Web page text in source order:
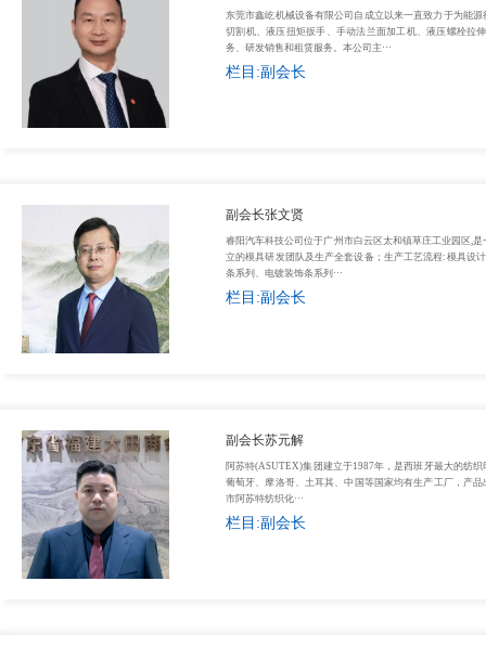
热门资讯：
1
商会党支部赴黄埔军校旧址开展党员教育主题活动
2
福建省政协主席张昌平在福州接见会长许明金先生
3
全国福建商会工作座谈会暨闽商回归推进会在兰州召开，执行会长聂静洁代表商会参加会议并发言
东莞市鑫屹机械设备有限公司自成立以来一直致力于为能
切割机、液压扭矩扳手、手动法兰面加工机、液压螺栓拉
务、研发销售和租赁服务。本公司主···
栏目:副会长
副会长张文贤
睿阳汽车科技公司位于广州市白云区太和镇草庄工业园区,
立的模具研发团队及生产全套设备；生产工艺流程:模具设
条系列、电镀装饰条系列···
栏目:副会长
副会长苏元解
阿苏特(ASUTEX)集团建立于1987年，是西班牙最大的纺
葡萄牙、摩洛哥、土耳其、中国等国家均有生产工厂，产
市阿苏特纺织化···
栏目:副会长